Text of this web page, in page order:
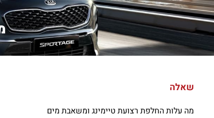
שאלה
מה עלות החלפת רצועת טיימינג ומשאבת מים